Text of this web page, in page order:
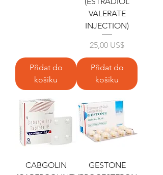
Přidat do
košíku
VALERATE
INJECTION)
Cena
25,00 US$
Přidat do
košíku
CABGOLIN
GESTONE